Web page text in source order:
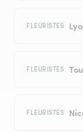
FLEURISTES
FLEURISTES
FLEURISTES